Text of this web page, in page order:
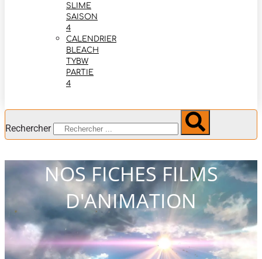
SLIME
SAISON
4
CALENDRIER
BLEACH
TYBW
PARTIE
4
Rechercher
NOS FICHES FILMS
D'ANIMATION